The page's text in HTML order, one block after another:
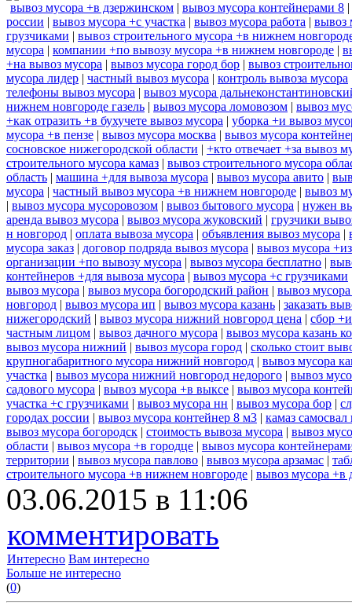
вывоз мусора +в дзержинском | вывоз мусора контейнерами 8 |
россии | вывоз мусора +с участка | вывоз мусора работа | вывоз
грузчиками | вывоз строительного мусора +в нижнем
мусора | компании +по вывозу мусора +в нижнем новгороде |
+на вывоз мусора | вывоз мусора город бор | вывоз
мусора лидер | частный вывоз мусора | контроль вывоза мусора
телефоны вывоз мусора | вывоз мусора
нижнем новгороде газель | вывоз мусора ломовозом | вывоз
+как отразить +в бухучете вывоз мусора | уборка +и вывоз
мусора +в пензе | вывоз мусора москва | вывоз мусора
сосновское нижегородской области | +кто отвечает +за вывоз
строительного мусора камаз | вывоз строительного мусора
область | машина +для вывоза мусора | вывоз мусора авито |
мусора | частный вывоз мусора +в нижнем новгороде | вывоз
| вывоз мусора мусоровозом | вывоз бытового мусора | нужен
аренда вывоз мусора | вывоз мусора жуковский | грузчики
н новгород | оплата вывоза мусора | объявления вывоз мусора |
мусора заказ | договор подряда вывоз мусора | вывоз мусора
организации +по вывозу мусора | вывоз мусора бесплатно |
контейнеров +для вывоза мусора | вывоз мусора +с грузчиками
вывоз мусора | вывоз мусора богородский район | вывоз
новгород | вывоз мусора ип | вывоз мусора казань | заказать
нижегородский | вывоз мусора нижний новгород цена | сбор
частным лицом | вывоз дачного мусора | вывоз мусора казань
вывоз мусора нижний | вывоз мусора город | сколько стоит
крупногабаритного мусора нижний новгород | вывоз мусора
участка | вывоз мусора нижний новгород недорого | вывоз
садового мусора | вывоз мусора +в выксе | вывоз мусора
участка +с грузчиками | вывоз мусора нн | вывоз мусора бор |
городах россии | вывоз мусора контейнер 8 м3 | камаз
вывоз мусора богородск | стоимость вывоза мусора | вывоз
области | вывоз мусора +в городце | вывоз мусора
территории | вывоз мусора павлово | вывоз мусора арзамас |
строительного мусора +в нижнем новгороде | вывоз мусора +в
03.06.2015 в 11:06
комментировать
Интересно Вам интересно
Больше не интересно
(0)